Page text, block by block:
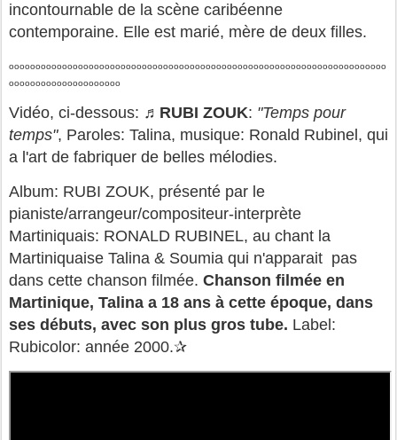
incontournable de la scène caribéenne
contemporaine. Elle est marié, mère de deux filles.
ooooooooooooooooooooooooooooooooooooooooooooooooooooooooooooooooooooooo
ooooooooooooooooooooo
Vidéo, ci-dessous: ♬ RUBI ZOUK: "Temps pour
temps", Paroles: Talina, musique: Ronald Rubinel, qui
a l'art de fabriquer de belles mélodies.
Album: RUBI ZOUK, présenté par le
pianiste/arrangeur/compositeur-interprète
Martiniquais: RONALD RUBINEL, au chant la
Martiniquaise Talina & Soumia qui n'apparait pas
dans cette chanson filmée. Chanson filmée en
Martinique, Talina a 18 ans à cette époque, dans
ses débuts, avec son plus gros tube. Label:
Rubicolor: année 2000.✰